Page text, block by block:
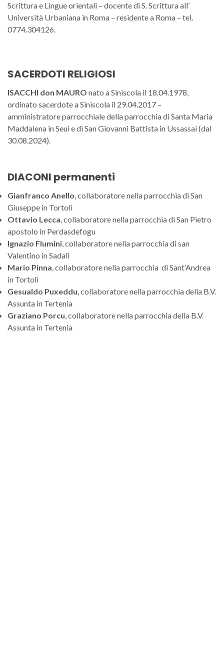
Scrittura e Lingue orientali – docente di S. Scrittura all’
Università Urbaniana in Roma – residente a Roma – tel.
0774.304126.
SACERDOTI RELIGIOSI
ISACCHI don MAURO nato a Siniscola il 18.04.1978,
ordinato sacerdote a Siniscola il 29.04.2017 –
amministratore parrocchiale della parrocchia di Santa Maria
Maddalena in Seui e di San Giovanni Battista in Ussassai (dal
30.08.2024).
DIACONI permanenti
Gianfranco Anello, collaboratore nella parrocchia di San
Giuseppe in Tortolì
Ottavio Lecca, collaboratore nella parrocchia di San Pietro
apostolo in Perdasdefogu
Ignazio Flumini, collaboratore nella parrocchia di san
Valentino in Sadali
Mario Pinna, collaboratore nella parrocchia di Sant’Andrea
in Tortolì
Gesualdo Puxeddu, collaboratore nella parrocchia della B.V.
Assunta in Tertenia
Graziano Porcu, collaboratore nella parrocchia della B.V.
Assunta in Tertenia